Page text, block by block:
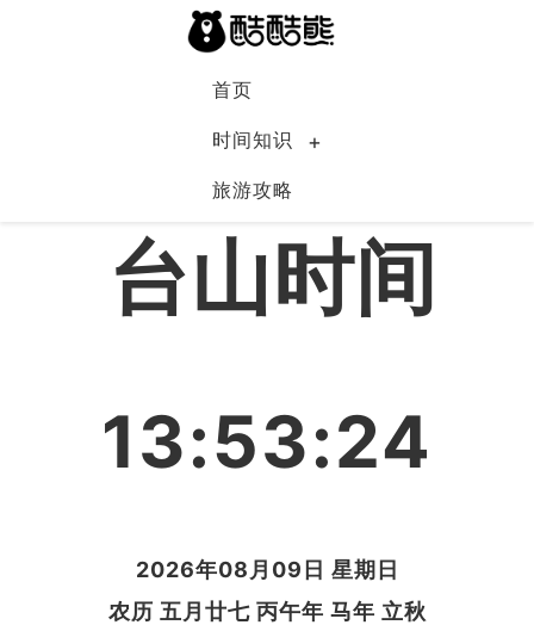
首页
时间知识
旅游攻略
中国
台山时间
13:53:24
2026年08月09日 星期日
农历 五月廿七 丙午年 马年 立秋